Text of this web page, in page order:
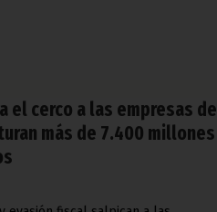
el cerco a las empresas de
más de 7.400 millones